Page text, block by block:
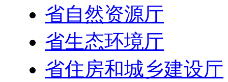
省自然资源厅
省生态环境厅
省住房和城乡建设厅